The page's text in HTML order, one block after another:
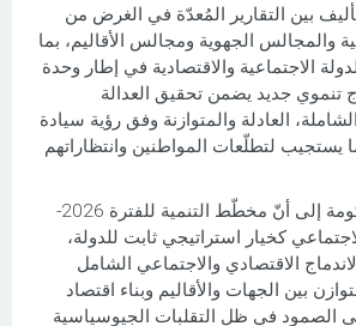
بين التقارير المُعدّة في الغرض من
والمجالس الجهوية ومجالس الأقاليم، بما
الاجتماعية والاقتصادية في إطار وحدة
تنموي جديد يضمن تحقيق العدالة
العادلة والمتوازنة وفق رؤية سيادة
يستجيب لتطلّعات المواطنين وانتظاراتهم
وأشارت رئيسة الحكومة إلى أنّ مخطّط التنمية للفترة 2026-
الاجتماعي كخيار استراتيجي ثابت للدولة،
الاقتصادي والاجتماعي الشامل
بين الجهات والأقاليم وبناء اقتصاد
الصمود في ظل التقلبات الجيوسياسية